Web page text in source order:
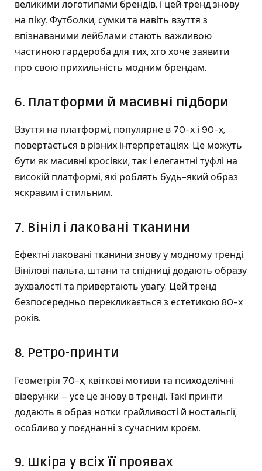
великими логотипами брендів, і цей тренд знову
на піку. Футболки, сумки та навіть взуття з
впізнаваними лейблами стають важливою
частиною гардероба для тих, хто хоче заявити
про свою прихильність модним брендам.
6. Платформи й масивні підбори
Взуття на платформі, популярне в 70-х і 90-х,
повертається в різних інтерпретаціях. Це можуть
бути як масивні кросівки, так і елегантні туфлі на
високій платформі, які роблять будь-який образ
яскравим і стильним.
7. Вініл і лаковані тканини
Ефектні лаковані тканини знову у модному тренді.
Вінілові пальта, штани та спідниці додають образу
зухвалості та привертають увагу. Цей тренд
безпосередньо перекликається з естетикою 80-х
років.
8. Ретро-принти
Геометрія 70-х, квіткові мотиви та психоделічні
візерунки – усе це знову в тренді. Такі принти
додають в образ нотки грайливості й ностальгії,
особливо у поєднанні з сучасним кроєм.
9. Шкіра у всіх її проявах